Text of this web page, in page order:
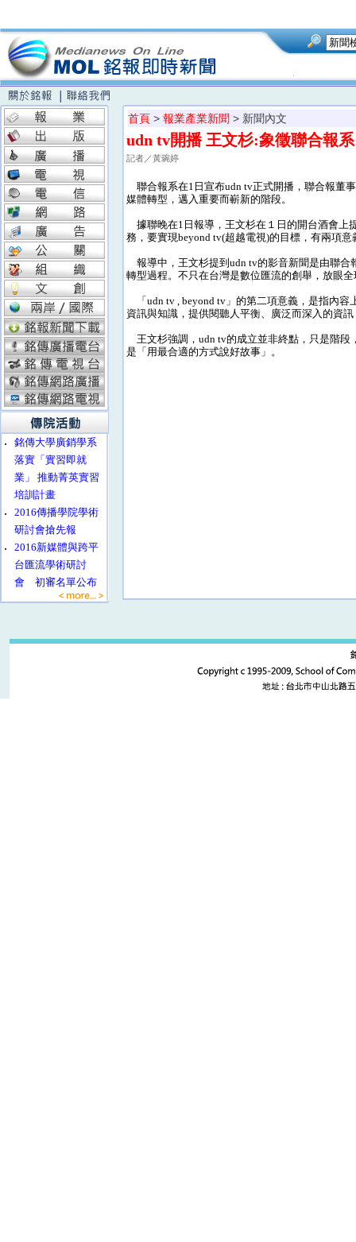
‧
銘傳大學廣銷學系
落實「實習即就
業」 推動菁英實習
培訓計畫
‧
2016傳播學院學術
研討會搶先報
‧
2016新媒體與跨平
台匯流學術研討
會 初審名單公布
首頁 > 報業產業新聞 > 新聞內文
udn tv開播 王文杉:象徵聯合報
記者／黃琬婷
聯合報系在1日宣布udn tv正式開播，聯合報董
媒體轉型，邁入重要而嶄新的階段。
據聯晚在1日報導，王文杉在１日的開台酒會上
務，要實現beyond tv(超越電視)的目標，有兩項意
報導中，王文杉提到udn tv的影音新聞是由聯合
轉型過程。不只在台灣是數位匯流的創舉，放眼
「udn tv , beyond tv」的第二項意義，是指內
資訊與知識，提供閱聽人平衡、廣泛而深入的資
王文杉強調，udn tv的成立並非終點，只是階段
是「用最合適的方式說好故事」。